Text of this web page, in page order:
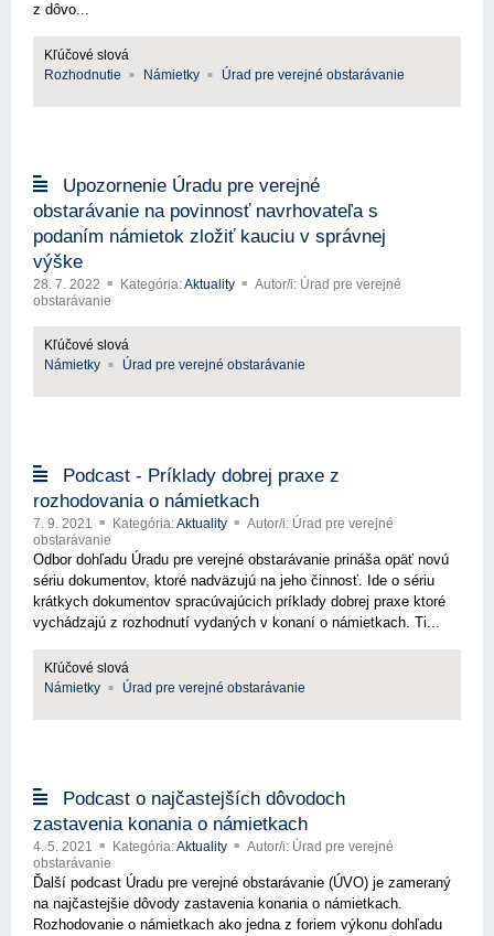
z dôvo...
Kľúčové slová
Rozhodnutie
Námietky Úrad pre verejné obstarávanie
Upozornenie Úradu pre verejné
obstarávanie na povinnosť navrhovateľa s
podaním námietok zložiť kauciu v správnej
výške
28. 7. 2022 Kategória:Aktuality
Autor/i: Úrad pre verejné
obstarávanie
Kľúčové slová
Námietky
Úrad pre verejné obstarávanie
Podcast - Príklady dobrej praxe z
rozhodovania o námietkach
7. 9. 2021 Kategória:Aktuality
Autor/i: Úrad pre verejné
obstarávanie
Odbor dohľadu Úradu pre verejné obstarávanie prináša opäť novú
sériu dokumentov, ktoré nadväzujú na jeho činnosť. Ide o sériu
krátkych dokumentov spracúvajúcich príklady dobrej praxe ktoré
vychádzajú z rozhodnutí vydaných v konaní o námietkach. Ti...
Kľúčové slová
Námietky
Úrad pre verejné obstarávanie
Podcast o najčastejších dôvodoch
zastavenia konania o námietkach
4. 5. 2021 Kategória:Aktuality
Autor/i: Úrad pre verejné
obstarávanie
Ďalší podcast Úradu pre verejné obstarávanie (ÚVO) je zameraný
na najčastejšie dôvody zastavenia konania o námietkach.
Rozhodovanie o námietkach ako jedna z foriem výkonu dohľadu